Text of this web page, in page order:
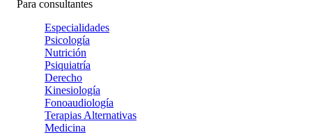
Para consultantes
Especialidades
Psicología
Nutrición
Psiquiatría
Derecho
Kinesiología
Fonoaudiología
Terapias Alternativas
Medicina